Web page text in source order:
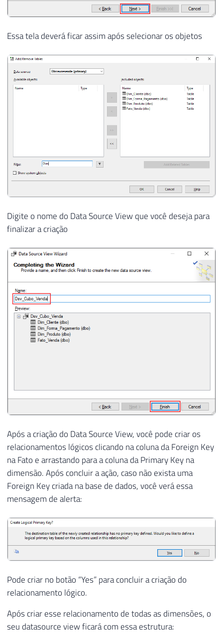
Essa tela deverá ficar assim após selecionar os objetos
Digite o nome do Data Source View que você deseja para
finalizar a criação
Após a criação do Data Source View, você pode criar os
relacionamentos lógicos clicando na coluna da Foreign Key
na Fato e arrastando para a coluna da Primary Key na
dimensão. Após concluir a ação, caso não exista uma
Foreign Key criada na base de dados, você verá essa
mensagem de alerta:
Pode criar no botão “Yes” para concluir a criação do
relacionamento lógico.
Após criar esse relacionamento de todas as dimensões, o
seu datasource view ficará com essa estrutura: